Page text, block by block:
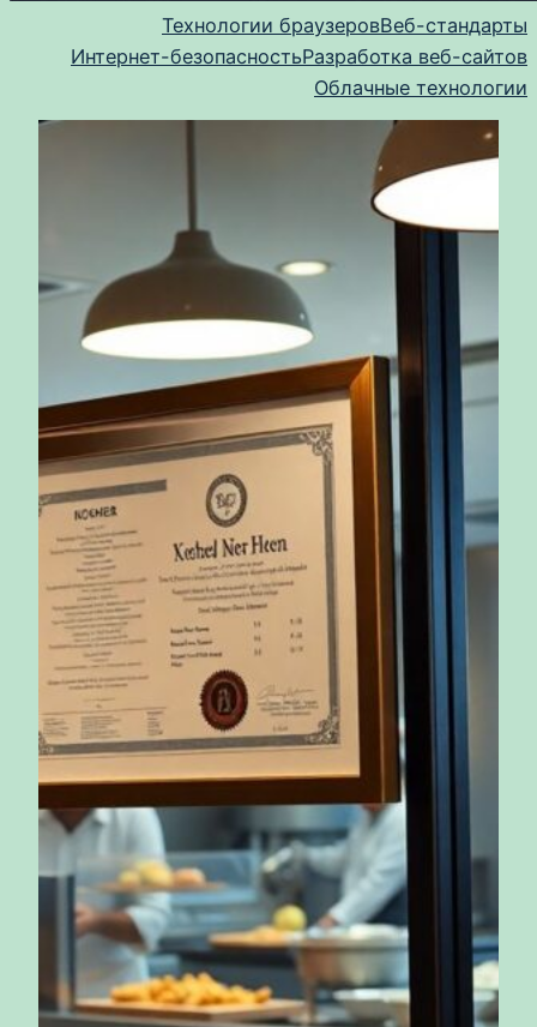
Технологии браузеровВеб-стандарты
Интернет-безопасностьРазработка веб-сайтов
Облачные технологии